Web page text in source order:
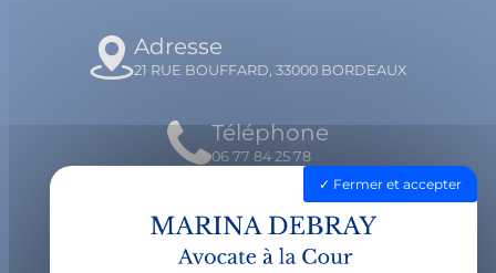
Adresse
21 RUE BOUFFARD, 33000 BORDEAUX
Téléphone
06 77 84 25 78
Email
contact@avocatdebray.fr
Fermer et accepter